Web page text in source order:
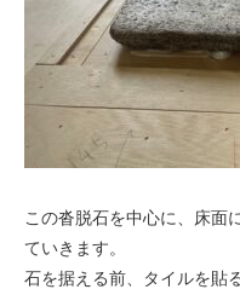
この沓脱石を中心に、床面
ていきます。
石を据える前、タイルを貼